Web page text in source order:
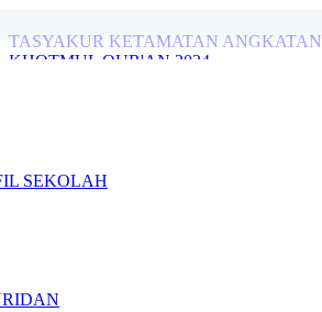
KHOTMUL QUR'AN 2024...
Halal bil Halal ...
RAKER TAHUN AJARAN 2024 2025...
SEKOLAH